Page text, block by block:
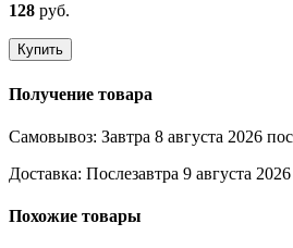
128 руб.
Купить
Получение товара
Самовывоз: Завтра 8 августа 2026
Доставка: Послезавтра 9 августа
Похожие товары